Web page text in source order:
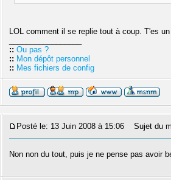
LOL comment il se replie tout à coup. T'es
:: Ou pas ?
:: Mon dépôt personnel
:: Mes fichiers de config
Posté le: 13 Juin 2008 à 15:06 Sujet du
Non non du tout, puis je ne pense pas avoir